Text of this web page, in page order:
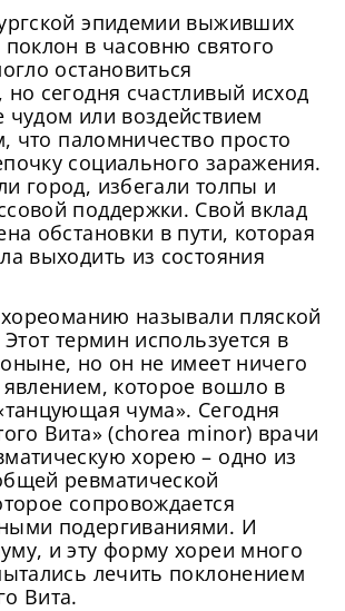
эпидемии выживших
в часовню святого
остановиться
сегодня счастливый исход
чудом или воздействием
что паломничество просто
социального заражения.
город, избегали толпы и
поддержки. Свой вклад
обстановки в пути, которая
выходить из состояния
хореоманию называли пляской
термин используется в
но он не имеет ничего
которое вошло в
чума». Сегодня
Вита» (chorea minor) врачи
хорею – одно из
ревматической
сопровождается
подергиваниями. И
и эту форму хореи много
лечить поклонением
Вита.